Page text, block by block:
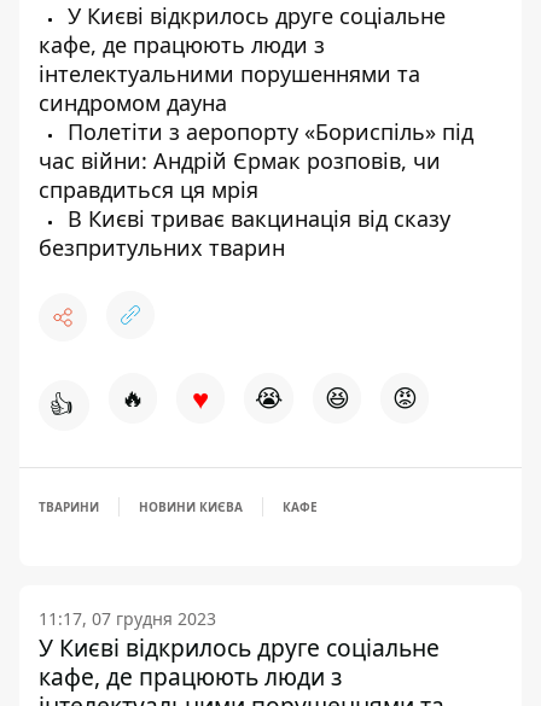
У Києві відкрилось друге соціальне
кафе, де працюють люди з
інтелектуальними порушеннями та
синдромом дауна
Полетіти з аеропорту «Бориспіль» під
час війни: Андрій Єрмак розповів, чи
справдиться ця мрія
В Києві триває вакцинація від сказу
безпритульних тварин
👍 🔥 ♥ 😭 😆 😡
ТВАРИНИ НОВИНИ КИЄВА КАФЕ
11:17, 07 грудня 2023
У Києві відкрилось друге соціальне
кафе, де працюють люди з